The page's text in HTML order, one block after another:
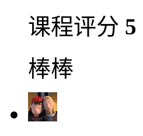
课程评分 5
棒棒